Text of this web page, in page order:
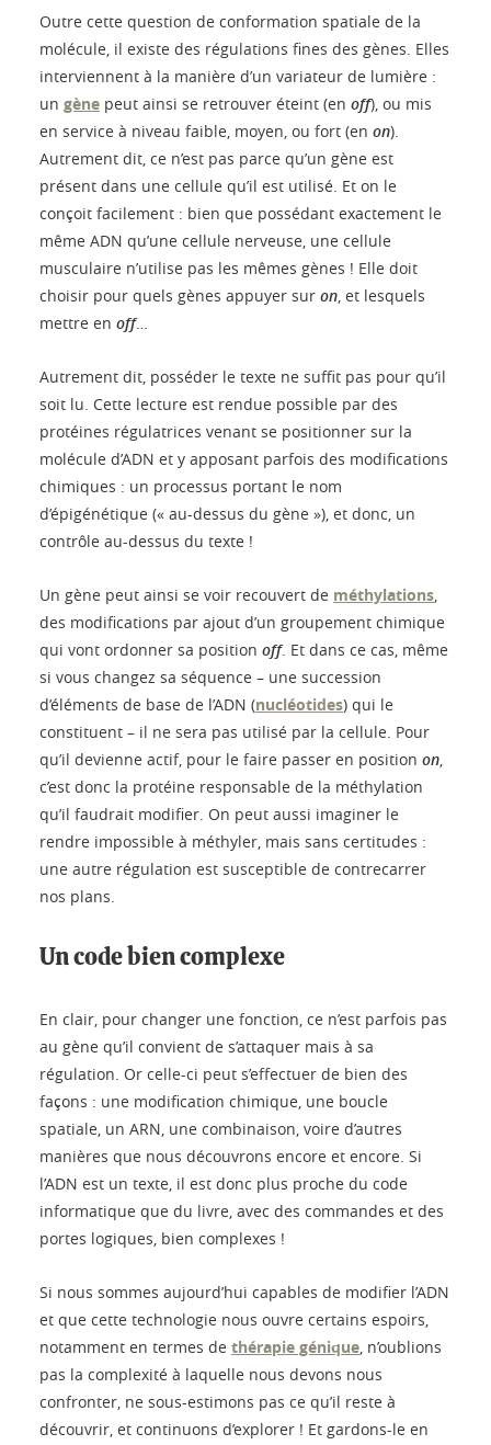
Outre cette question de conformation spatiale de la
molécule, il existe des régulations fines des gènes. Elles
interviennent à la manière d’un variateur de lumière :
un gène peut ainsi se retrouver éteint (en off), ou mis
en service à niveau faible, moyen, ou fort (en on).
Autrement dit, ce n’est pas parce qu’un gène est
présent dans une cellule qu’il est utilisé. Et on le
conçoit facilement : bien que possédant exactement le
même ADN qu’une cellule nerveuse, une cellule
musculaire n’utilise pas les mêmes gènes ! Elle doit
choisir pour quels gènes appuyer sur on, et lesquels
mettre en off…
Autrement dit, posséder le texte ne suffit pas pour qu’il
soit lu. Cette lecture est rendue possible par des
protéines régulatrices venant se positionner sur la
molécule d’ADN et y apposant parfois des modifications
chimiques : un processus portant le nom
d’épigénétique (« au-dessus du gène »), et donc, un
contrôle au-dessus du texte !
Un gène peut ainsi se voir recouvert de méthylations,
des modifications par ajout d’un groupement chimique
qui vont ordonner sa position off. Et dans ce cas, même
si vous changez sa séquence – une succession
d’éléments de base de l’ADN (nucléotides) qui le
constituent – il ne sera pas utilisé par la cellule. Pour
qu’il devienne actif, pour le faire passer en position on,
c’est donc la protéine responsable de la méthylation
qu’il faudrait modifier. On peut aussi imaginer le
rendre impossible à méthyler, mais sans certitudes :
une autre régulation est susceptible de contrecarrer
nos plans.
Un code bien complexe
En clair, pour changer une fonction, ce n’est parfois pas
au gène qu’il convient de s’attaquer mais à sa
régulation. Or celle-ci peut s’effectuer de bien des
façons : une modification chimique, une boucle
spatiale, un ARN, une combinaison, voire d’autres
manières que nous découvrons encore et encore. Si
l’ADN est un texte, il est donc plus proche du code
informatique que du livre, avec des commandes et des
portes logiques, bien complexes !
Si nous sommes aujourd’hui capables de modifier l’ADN
et que cette technologie nous ouvre certains espoirs,
notamment en termes de thérapie génique, n’oublions
pas la complexité à laquelle nous devons nous
confronter, ne sous-estimons pas ce qu’il reste à
découvrir, et continuons d’explorer ! Et gardons-le en